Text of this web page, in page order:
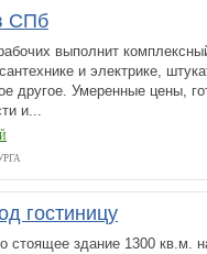
СПб
выполнит
и электрике,
другое. Умеренные цены,
и...
гостиницу
стоящее здание 1300 кв.м.